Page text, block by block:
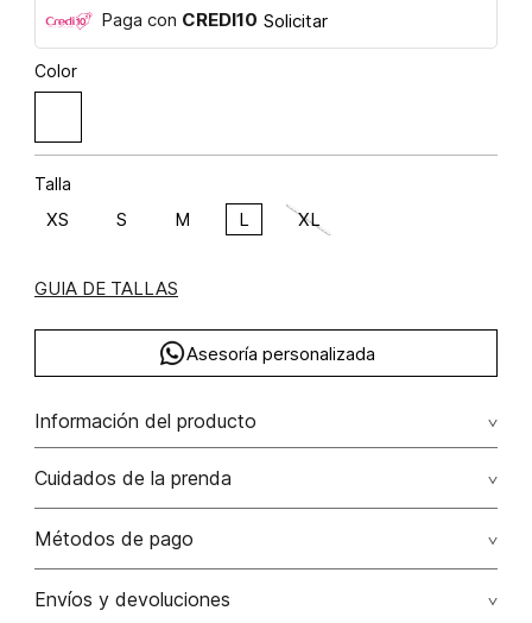
Paga con CREDI10 Solicitar
Color
Talla
XS S M L XL
GUIA DE TALLAS
Asesoría personalizada
Información del producto
Blusa escote bandeja con insumo
Composición: RAYÓN 95% ELASTANO 5%
Cuidados de la prenda
Lavar a mano por separado / no dejar en remojo / no
Métodos de pago
Tarjetas de crédito: Visa, Dinners, Master Card y American
Envíos y devoluciones